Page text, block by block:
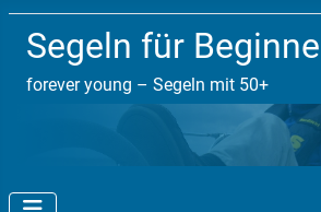
Segeln für
forever young – Segeln mit 50+